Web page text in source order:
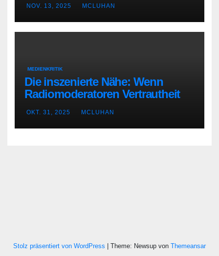
NOV. 13, 2025 MCLUHAN
MEDIENKRITIK
Die inszenierte Nähe: Wenn
Radiomoderatoren Vertrautheit
OKT. 31, 2025 MCLUHAN
Stolz präsentiert von WordPress Theme: Newsup von Themeansar